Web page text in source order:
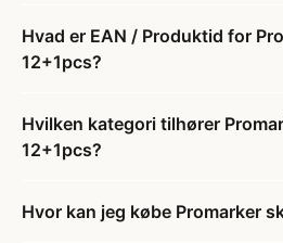
Hvad er EAN / Produktid for
12+1pcs?
Hvilken kategori tilhører
12+1pcs?
Hvor kan jeg købe Promarker